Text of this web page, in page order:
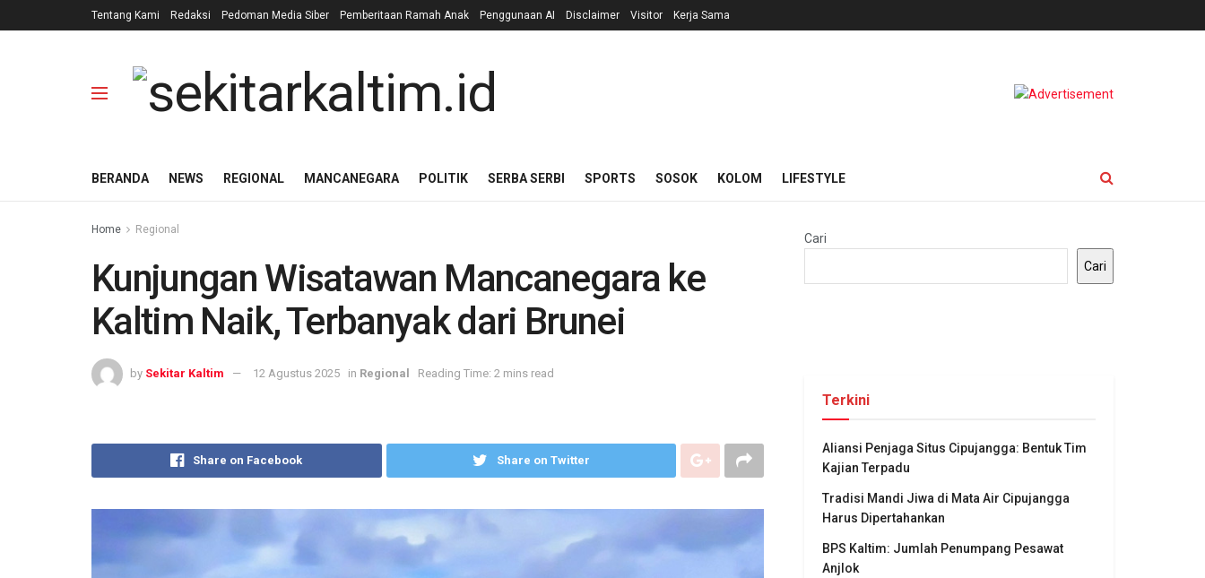
Tentang Kami Redaksi Pedoman Media Siber Pemberitaan Ramah Anak Penggunaan AI Disclaimer Visitor Kerja Sama
BERANDA NEWS REGIONAL MANCANEGARA POLITIK SERBA SERBI SPORTS SOSOK KOLOM LIFESTYLE
Home Regional
Kunjungan Wisatawan Mancanegara ke
Kaltim Naik, Terbanyak dari Brunei
by Sekitar Kaltim 12 Agustus 2025 in Regional Reading Time: 2 mins read
Share on Facebook Share on Twitter
Cari
Cari
Terkini
Aliansi Penjaga Situs Cipujangga: Bentuk Tim
Kajian Terpadu
Tradisi Mandi Jiwa di Mata Air Cipujangga
Harus Dipertahankan
BPS Kaltim: Jumlah Penumpang Pesawat
Anjlok